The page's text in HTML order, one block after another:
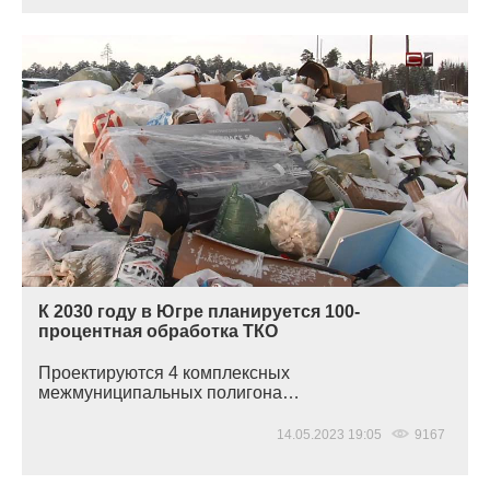
К 2030 году в Югре планируется 100-
процентная обработка ТКО
Проектируются 4 комплексных
межмуниципальных полигона…
14.05.2023 19:05 9167